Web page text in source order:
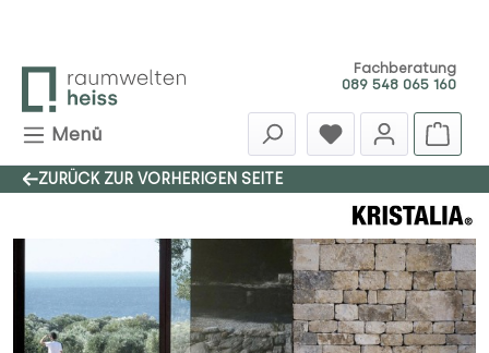
Fachberatung
089 548 065 160
Menü
ZURÜCK ZUR VORHERIGEN SEITE
Bildergalerie überspringen